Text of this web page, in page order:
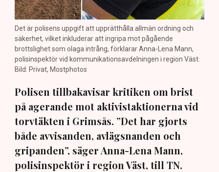
Det är polisens uppgift att upprätthålla allmän ordning och
säkerhet, vilket inkluderar att ingripa mot pågående
brottslighet som olaga intrång, förklarar Anna-Lena Mann,
polisinspektör vid kommunikationsavdelningen i region Väst.
Bild: Privat, Mostphotos
Polisen tillbakavisar kritiken om brist
på agerande mot aktivistaktionerna vid
torvtäkten i Grimsås. ”Det har gjorts
både avvisanden, avlägsnanden och
gripanden”, säger Anna-Lena Mann,
polisinspektör i region Väst, till TN.